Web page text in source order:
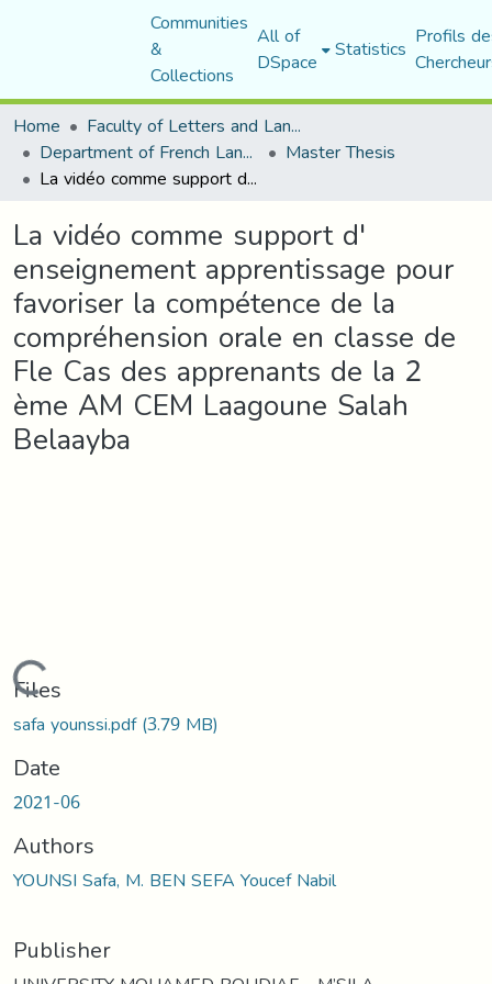
Communities
&
Collections
All of
DSpace Statistics Profils
Home
Faculty of Letters and Languages
Department of French Language and Literature Master Thesis
La vidéo comme support d' enseignement apprentissage pour favoriser la compétence de la compréhension orale en classe de Fle Cas des apprenants de la 2 ème AM CEM Laagoune Salah Belaayba
La vidéo comme support d'
enseignement apprentissage pour
favoriser la compétence de la
compréhension orale en classe de
Fle Cas des apprenants de la 2
ème AM CEM Laagoune Salah
Belaayba
Loading...
Files
safa younssi.pdf(3.79 MB)
Date
2021-06
Authors
YOUNSI Safa, M. BEN SEFA Youcef Nabil
Publisher